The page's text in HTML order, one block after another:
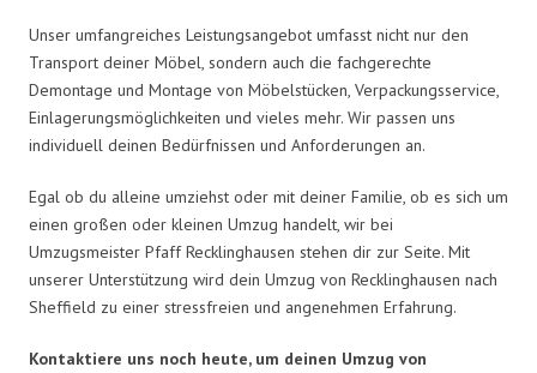
Unser umfangreiches Leistungsangebot umfasst nicht nur den
Transport deiner Möbel, sondern auch die fachgerechte
Demontage und Montage von Möbelstücken, Verpackungsservice,
Einlagerungsmöglichkeiten und vieles mehr. Wir passen uns
individuell deinen Bedürfnissen und Anforderungen an.
Egal ob du alleine umziehst oder mit deiner Familie, ob es sich um
einen großen oder kleinen Umzug handelt, wir bei
Umzugsmeister Pfaff Recklinghausen stehen dir zur Seite. Mit
unserer Unterstützung wird dein Umzug von Recklinghausen nach
Sheffield zu einer stressfreien und angenehmen Erfahrung.
Kontaktiere uns noch heute, um deinen Umzug von